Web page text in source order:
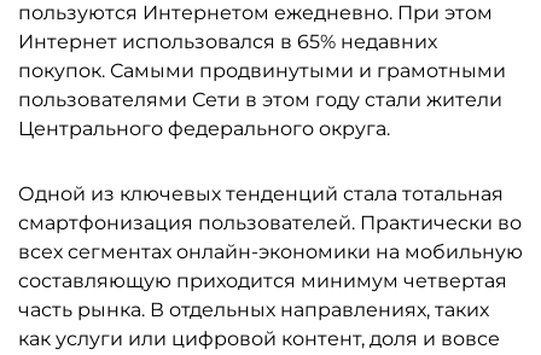
пользуются Интернетом ежедневно. При этом
Интернет использовался в 65% недавних
покупок. Самыми продвинутыми и грамотными
пользователями Сети в этом году стали жители
Центрального федерального округа.
Одной из ключевых тенденций стала тотальная
смартфонизация пользователей. Практически во
всех сегментах онлайн-экономики на мобильную
составляющую приходится минимум четвертая
часть рынка. В отдельных направлениях, таких
как услуги или цифровой контент, доля и вовсе